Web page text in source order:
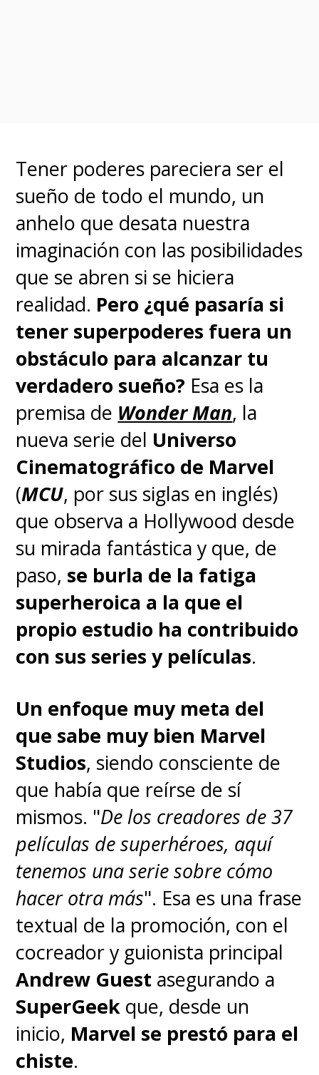
"WandaVision", sumándose
tambiénuna serie para
Disney+ centrada en "Vision"
titulada "Vision Quest", la
cual tendrá de regreso al
sintezoide interpretado por
Paul Bettany con la nueva
versión blanca que vimos en
los episodios finales de la
serie original.
Aquella serie derivada, que
mostrará a "Vision" intentando
recuperar sus memorias,
también contará con Schaefer,
quien encabeza el equipo de
guionistas que empezó su
trabajo esta semana.
Por ahora,pueden revivir
todos los episodios de
"WandaVision" en
Disney+yrevisar nuestra
reseña sobre el final de aquella
serie que elevó a "Wanda" y
"Vision" como verdaderos
personajes de la primera línea
Tener poderes pareciera ser el
sueño de todo el mundo, un
anhelo que desata nuestra
imaginación con las posibilidades
que se abren si se hiciera
realidad. Pero ¿qué pasaría si
tener superpoderes fuera un
obstáculo para alcanzar tu
verdadero sueño? Esa es la
premisa de Wonder Man, la
nueva serie del Universo
Cinematográfico de Marvel
(MCU, por sus siglas en inglés)
que observa a Hollywood desde
su mirada fantástica y que, de
paso, se burla de la fatiga
superheroica a la que el
propio estudio ha contribuido
con sus series y películas.
Un enfoque muy meta del
que sabe muy bien Marvel
Studios, siendo consciente de
que había que reírse de sí
mismos. "De los creadores de 37
películas de superhéroes, aquí
tenemos una serie sobre cómo
hacer otra más". Esa es una frase
textual de la promoción, con el
cocreador y guionista principal
Andrew Guest asegurando a
SuperGeek que, desde un
inicio, Marvel se prestó para el
chiste.